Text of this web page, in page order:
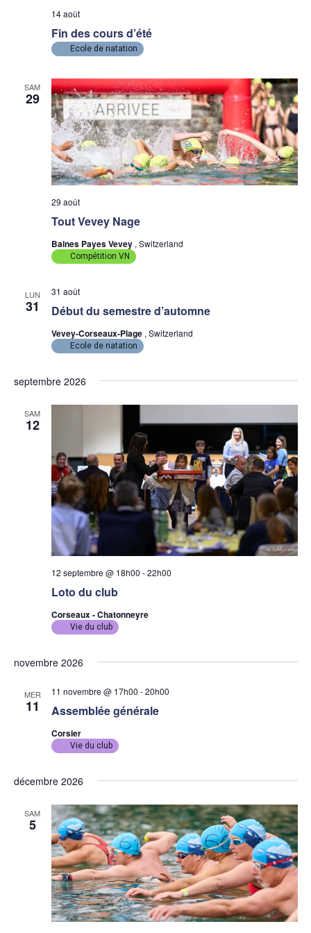
Fin des cours d’été
14 août
Ecole de natation
SAM
29
Tout Vevey Nage
29 août
Baines Payes Vevey , Switzerland
Compétition VN
LUN
31 Début du semestre d’automne
31 août
Vevey-Corseaux-Plage , Switzerland
Ecole de natation
septembre 2026
SAM
12
Loto du club
12 septembre @ 18h00 -22h00
Corseaux - Chatonneyre
Vie du club
novembre 2026
MER
11 Assemblée générale
11 novembre @ 17h00 -20h00
Corsier
Vie du club
décembre 2026
SAM
5